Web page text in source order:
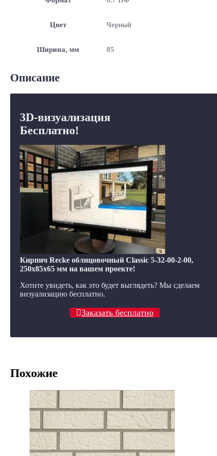
Цвет Черный
Ширина, мм 85
Описание
3D-визуализация
Бесплатно!
Кирпич Recke облицовочный Classic 5-32-00-2-00,
250x85x65 мм на вашем проекте!
Хотите увидеть, как это будет выглядеть? Мы сделаем
визуализацию бесплатно.
Заказать бесплатно
Похожие